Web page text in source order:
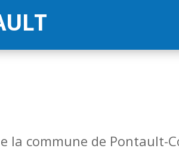
la commune de Pontault-